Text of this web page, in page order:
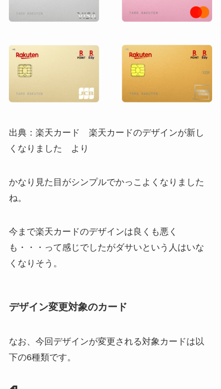
出典：楽天カード 楽天カードのデザインが新し
くなりました より
かなり見た目がシンプルでかっこよくなりました
ね。
今まで楽天カードのデザインは良くも悪く
も・・・って感じでしたがダサいという人はいな
くなりそう。
デザイン変更対象のカード
なお、今回デザインが変更される対象カードは以
下の6種類です。